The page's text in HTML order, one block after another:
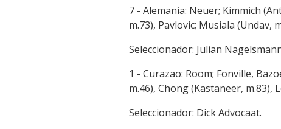
7 - Alemania: Neuer; Kimmich
m.73), Pavlovic; Musiala (Undav,
Seleccionador: Julian
1 - Curazao: Room; Fonville,
m.46), Chong (Kastaneer, m.83),
Seleccionador: Dick Advocaat.